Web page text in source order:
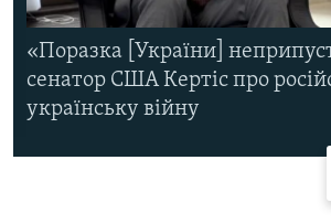
«Поразка [України]
сенатор США Кертіс про
українську війну